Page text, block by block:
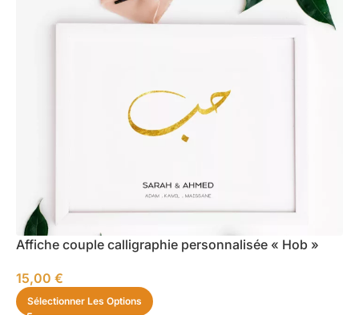
Affiche couple calligraphie personnalisée « Hob »
15,00 €
Sélectionner Les Options